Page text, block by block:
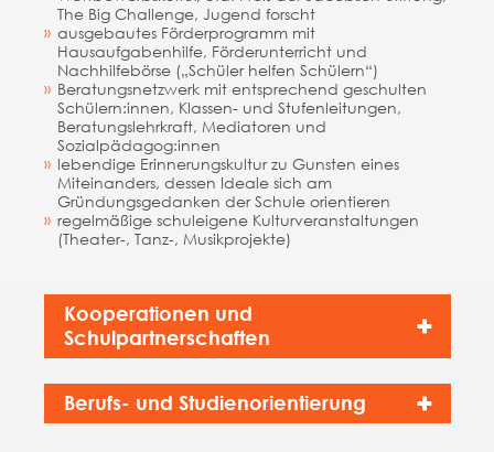
The Big Challenge, Jugend forscht
ausgebautes Förderprogramm mit
Hausaufgabenhilfe, Förderunterricht und
Nachhilfebörse („Schüler helfen Schülern“)
Beratungsnetzwerk mit entsprechend geschulten
Schülern:innen, Klassen- und Stufenleitungen,
Beratungslehrkraft, Mediatoren und
Sozialpädagog:innen
lebendige Erinnerungskultur zu Gunsten eines
Miteinanders, dessen Ideale sich am
Gründungsgedanken der Schule orientieren
regelmäßige schuleigene Kulturveranstaltungen
(Theater-, Tanz-, Musikprojekte)
Kooperationen und
Schulpartnerschaften
Berufs- und Studienorientierung